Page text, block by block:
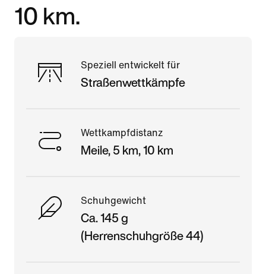
10 km.
Speziell entwickelt für
Straßenwettkämpfe
Wettkampfdistanz
Meile, 5 km, 10 km
Schuhgewicht
Ca. 145 g
(Herrenschuhgröße 44)